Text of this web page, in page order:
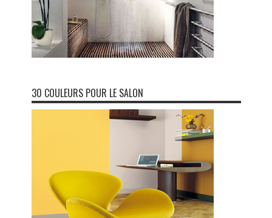
30 COULEURS POUR LE SALON